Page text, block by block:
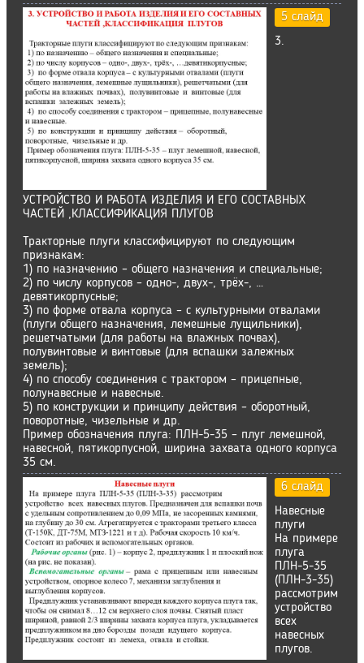
5 слайд
3.
УСТРОЙСТВО И РАБОТА ИЗДЕЛИЯ И ЕГО СОСТАВНЫХ
ЧАСТЕЙ ,КЛАССИФИКАЦИЯ ПЛУГОВ
Тракторные плуги классифицируют по следующим
признакам:
1) по назначению – общего назначения и специальные;
2) по числу корпусов – одно-, двух-, трёх-, …
девятикорпусные;
3) по форме отвала корпуса – с культурными отвалами
(плуги общего назначения, лемешные лущильники),
решетчатыми (для работы на влажных почвах),
полувинтовые и винтовые (для вспашки залежных
земель);
4) по способу соединения с трактором – прицепные,
полунавесные и навесные.
5) по конструкции и принципу действия – оборотный,
поворотные, чизельные и др.
Пример обозначения плуга: ПЛН-5-35 – плуг лемешной,
навесной, пятикорпусной, ширина захвата одного корпуса
35 см.
6 слайд
Навесные
плуги
На примере
плуга
ПЛН-5-35
(ПЛН-3-35)
рассмотрим
устройство
всех
навесных
плугов.